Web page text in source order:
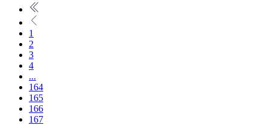
1
2
3
4
...
164
165
166
167